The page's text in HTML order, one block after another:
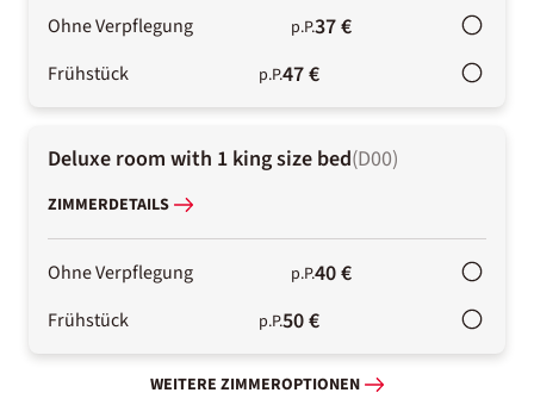
Ohne Verpflegung p.P.37 €
Frühstück p.P.47 €
Deluxe room with 1 king size bed(D00)
ZIMMERDETAILS
Ohne Verpflegung p.P.40 €
Frühstück p.P.50 €
WEITERE ZIMMEROPTIONEN